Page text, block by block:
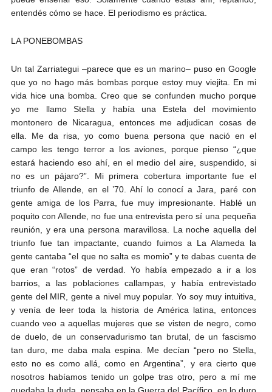
entendés cómo se hace. El periodismo es práctica.
LA PONEBOMBAS
Un tal Zarriategui –parece que es un marino– puso en Google
que yo no hago más bombas porque estoy muy viejita. En mi
vida hice una bomba. Creo que se confunden mucho porque
yo me llamo Stella y había una Estela del movimiento
montonero de Nicaragua, entonces me adjudican cosas de
ella. Me da risa, yo como buena persona que nació en el
campo les tengo terror a los aviones, porque pienso “¿que
estará haciendo eso ahí, en el medio del aire, suspendido, si
no es un pájaro?”. Mi primera cobertura importante fue el
triunfo de Allende, en el ’70. Ahí lo conocí a Jara, paré con
gente amiga de los Parra, fue muy impresionante. Hablé un
poquito con Allende, no fue una entrevista pero sí una pequeña
reunión, y era una persona maravillosa. La noche aquella del
triunfo fue tan impactante, cuando fuimos a La Alameda la
gente cantaba “el que no salta es momio” y te dabas cuenta de
que eran “rotos” de verdad. Yo había empezado a ir a los
barrios, a las poblaciones callampas, y había entrevistado
gente del MIR, gente a nivel muy popular. Yo soy muy intuitiva,
y venía de leer toda la historia de América latina, entonces
cuando veo a aquellas mujeres que se visten de negro, como
de duelo, de un conservadurismo tan brutal, de un fascismo
tan duro, me daba mala espina. Me decían “pero no Stella,
esto no es como allá, como en Argentina”, y era cierto que
nosotros habíamos tenido un golpe tras otro, pero a mí me
quedaba la duda, pensaba en la Guerra del Pacífico, en lo duro